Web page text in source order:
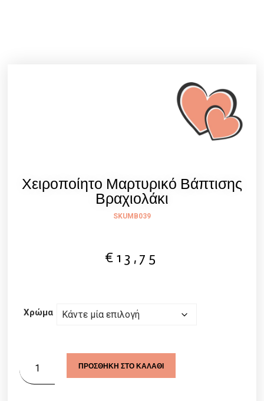
Χειροποίητο Μαρτυρικό Βάπτισης
Βραχιολάκι
SKUMB039
€ 13,75
Χρώμα
ΠΡΟΣΘΉΚΗ ΣΤΟ ΚΑΛΆΘΙ